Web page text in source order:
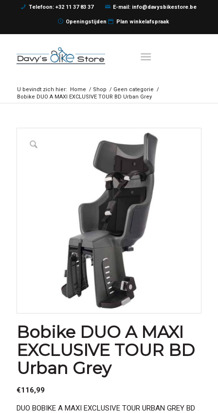
Telefoon: +32 11 37 83 37 E-mail: info@davysbikestore.be
Openingstijden Plan winkelafspraak
U bevindt zich hier: Home / Shop / Geen categorie /
Bobike DUO A MAXI EXCLUSIVE TOUR BD Urban Grey
Bobike DUO A MAXI
EXCLUSIVE TOUR BD
Urban Grey
€116,99
DUO BOBIKE A MAXI EXCLUSIVE TOUR URBAN GREY BD